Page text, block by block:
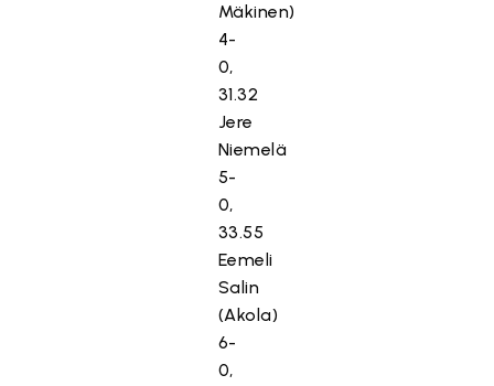
Mäkinen)
4-
0,
31.32
Jere
Niemelä
5-
0,
33.55
Eemeli
Salin
(Akola)
6-
0,